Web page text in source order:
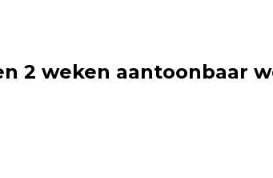
2 weken aantoonbaar